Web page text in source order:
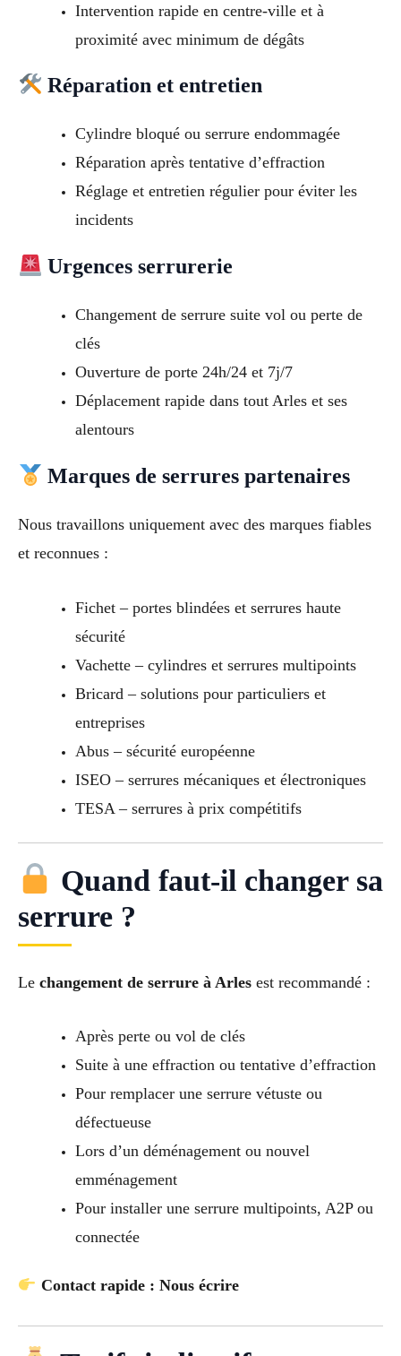
Intervention rapide en centre-ville et à
proximité avec minimum de dégâts
Réparation et entretien
Cylindre bloqué ou serrure endommagée
Réparation après tentative d’effraction
Réglage et entretien régulier pour éviter les
incidents
Urgences serrurerie
Changement de serrure suite vol ou perte de
clés
Ouverture de porte 24h/24 et 7j/7
Déplacement rapide dans tout Arles et ses
alentours
Marques de serrures partenaires
Nous travaillons uniquement avec des marques fiables
et reconnues :
Fichet – portes blindées et serrures haute
sécurité
Vachette – cylindres et serrures multipoints
Bricard – solutions pour particuliers et
entreprises
Abus – sécurité européenne
ISEO – serrures mécaniques et électroniques
TESA – serrures à prix compétitifs
Quand faut-il changer sa
serrure ?
Le changement de serrure à Arles est recommandé :
Après perte ou vol de clés
Suite à une effraction ou tentative d’effraction
Pour remplacer une serrure vétuste ou
défectueuse
Lors d’un déménagement ou nouvel
emménagement
Pour installer une serrure multipoints, A2P ou
connectée
Contact rapide : Nous écrire